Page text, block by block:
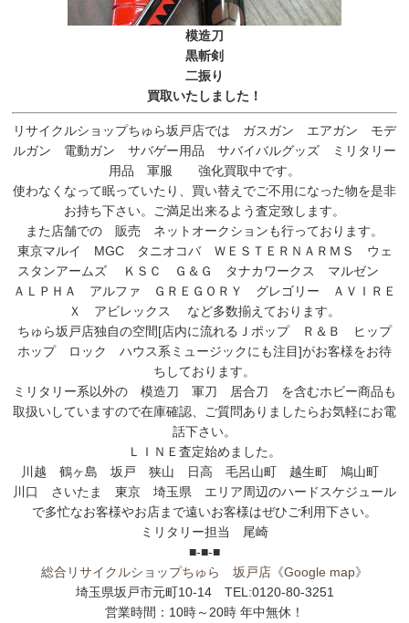
模造刀
黒斬剣
二振り
買取いたしました！
リサイクルショップちゅら坂戸店では ガスガン エアガン モデ
ルガン 電動ガン サバゲー用品 サバイバルグッズ ミリタリー
用品 軍服 強化買取中です。
使わなくなって眠っていたり、買い替えでご不用になった物を是非
お持ち下さい。ご満足出来るよう査定致します。
また店舗での 販売 ネットオークションも行っております。
東京マルイ MGC タニオコバ ＷＥＳＴＥＲＮＡＲＭＳ ウェ
スタンアームズ ＫＳＣ Ｇ＆Ｇ タナカワークス マルゼン
ＡＬＰＨＡ アルファ ＧＲＥＧＯＲＹ グレゴリー ＡＶＩＲＥ
Ｘ アビレックス など多数揃えております。
ちゅら坂戸店独自の空間[店内に流れるＪポップ Ｒ＆Ｂ ヒップ
ホップ ロック ハウス系ミュージックにも注目]がお客様をお待
ちしております。
ミリタリー系以外の 模造刀 軍刀 居合刀 を含むホビー商品も
取扱いしていますので在庫確認、ご質問ありましたらお気軽にお電
話下さい。
ＬＩＮＥ査定始めました。
川越 鶴ヶ島 坂戸 狭山 日高 毛呂山町 越生町 鳩山町
川口 さいたま 東京 埼玉県 エリア周辺のハードスケジュール
で多忙なお客様やお店まで遠いお客様はぜひご利用下さい。
ミリタリー担当 尾崎
■-■-■
総合リサイクルショップちゅら 坂戸店 《Google map》
埼玉県坂戸市元町10-14 TEL:0120-80-3251
営業時間：10時～20時 年中無休！